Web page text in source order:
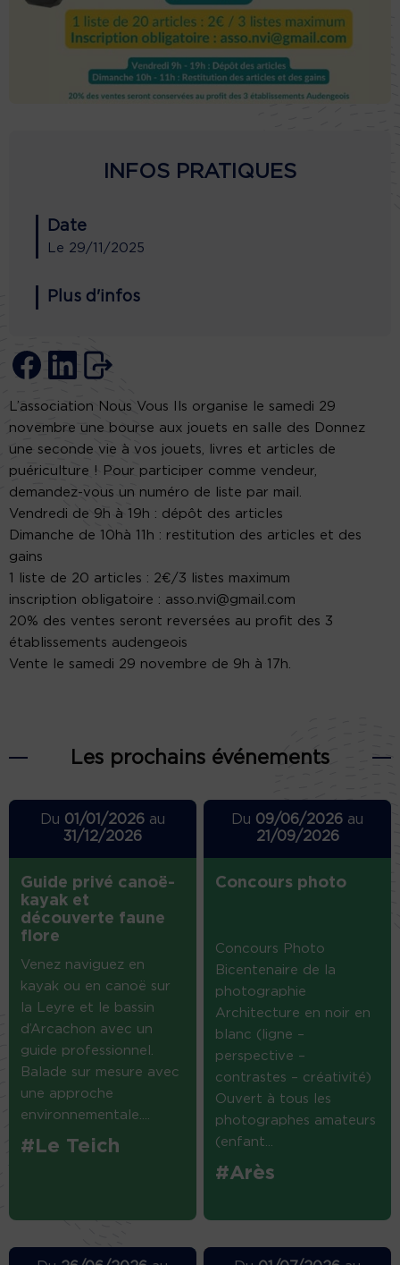
INFOS PRATIQUES
Date
Le 29/11/2025
Plus d'infos
L’association Nous Vous Ils organise le samedi 29
novembre une bourse aux jouets en salle des Donnez
une seconde vie à vos jouets, livres et articles de
puériculture ! Pour participer comme vendeur,
demandez-vous un numéro de liste par mail.
Vendredi de 9h à 19h : dépôt des articles
Dimanche de 10hà 11h : restitution des articles et des
gains
1 liste de 20 articles : 2€/3 listes maximum
inscription obligatoire : asso.nvi@gmail.com
20% des ventes seront reversées au profit des 3
établissements audengeois
Vente le samedi 29 novembre de 9h à 17h.
Les prochains événements
Du 01/01/2026au
31/12/2026
Guide privé canoë-
kayak et
découverte faune
flore
Venez naviguez en
kayak ou en canoë sur
la Leyre et le bassin
d’Arcachon avec un
guide professionnel.
Balade sur mesure avec
une approche
environnementale....
#Le Teich
Du 09/06/2026 au
21/09/2026
Concours photo
Concours Photo
Bicentenaire de la
photographie
Architecture en noir en
blanc (ligne –
perspective –
contrastes – créativité)
Ouvert à tous les
photographes amateurs
(enfant...
#Arès